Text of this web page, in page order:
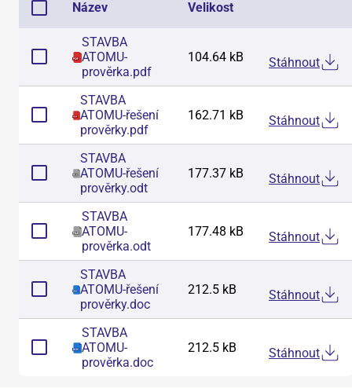
Název Velikost
STAVBA
ATOMU-
prověrka.pdf
104.64 kB Stáhnout
STAVBA
ATOMU-řešení
prověrky.pdf
162.71 kB Stáhnout
STAVBA
ATOMU-řešení
prověrky.odt
177.37 kB Stáhnout
STAVBA
ATOMU-
prověrka.odt
177.48 kB Stáhnout
STAVBA
ATOMU-řešení
prověrky.doc
212.5 kB Stáhnout
STAVBA
ATOMU-
prověrka.doc
212.5 kB Stáhnout